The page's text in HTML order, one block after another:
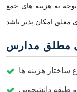
به هزینه های جمع
مطلق مدارس
ساختار هزینه ها
طبقه دانشجویی